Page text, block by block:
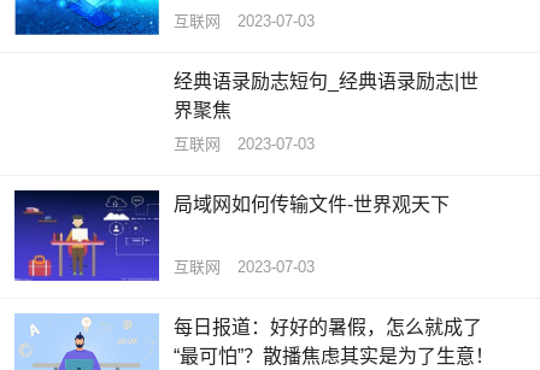
互联网 2023-07-03
经典语录励志短句_经典语录励志|世
界聚焦
互联网 2023-07-03
局域网如何传输文件-世界观天下
互联网 2023-07-03
每日报道：好好的暑假，怎么就成了
“最可怕”？散播焦虑其实是为了生意！